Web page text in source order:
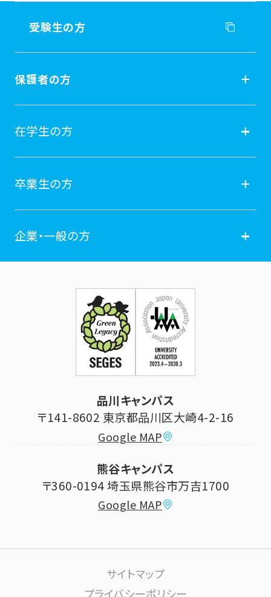
受験生の方
受験生の方
オープンキャンパス
保護者の方
保護者の方
学費納付金・奨学金
証明書発行手続き
在学生の方
在学生の方
学年暦
証明書発行・各種手続き
シラバス (講義案内)
学費納付金・奨学金
大学祭
卒業生の方
卒業生の方
住所等登録内容の変更
企業・一般の方
科目等履修生制度のご案内
研究推進・社会貢献センター
大学施設の利用について
品川キャンパス
〒141-8602 東京都品川区大崎4-2-16
Google MAP
熊谷キャンパス
〒360-0194 埼玉県熊谷市万吉1700
Google MAP
サイトマップ
プライバシーポリシー